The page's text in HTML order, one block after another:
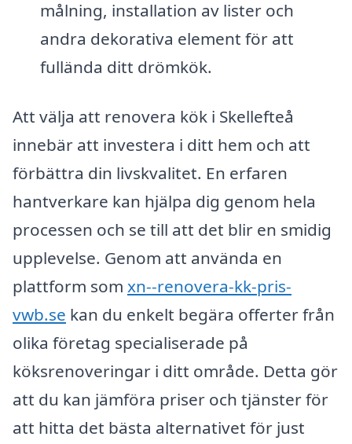
målning, installation av lister och
andra dekorativa element för att
fullända ditt drömkök.
Att välja att renovera kök i Skellefteå
innebär att investera i ditt hem och att
förbättra din livskvalitet. En erfaren
hantverkare kan hjälpa dig genom hela
processen och se till att det blir en smidig
upplevelse. Genom att använda en
plattform som xn--renovera-kk-pris-
vwb.se kan du enkelt begära offerter från
olika företag specialiserade på
köksrenoveringar i ditt område. Detta gör
att du kan jämföra priser och tjänster för
att hitta det bästa alternativet för just